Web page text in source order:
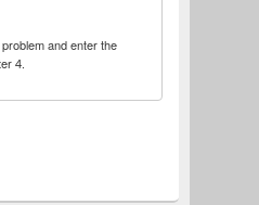
and enter the
4.